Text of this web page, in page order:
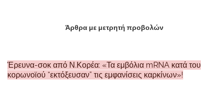
Άρθρα με μετρητή προβολών
Έρευνα-σοκ από Ν.Κορέα: «Τα εμβόλια mRNA κατά του
κορωνοϊού “εκτόξευσαν” τις εμφανίσεις καρκίνων»!